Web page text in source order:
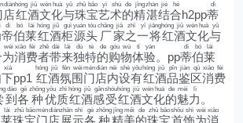
店
diàn
红
hóng
酒
jiǔ
文
wén
化
huà
与
yǔ
珠
zhū
宝
bǎo
艺
yì
术
shù
的
de
精
jīng
湛
zhàn
结
jié
合
hé
h2pp蒂
dì
帝
dì
伯
bó
莱
lái
红
hóng
酒
jiǔ
柜
guì
源
yuán
头
tóu
厂
chǎng
家
jiā
之
zhī
一
yī
将
jiāng
红
hóng
酒
jiǔ
文
wén
化
huà
与
yǔ
为
wèi
消
xiāo
费
fèi
者
zhě
带
dài
来
lái
独
dú
特
tè
的
de
购
gòu
物
wù
体
tǐ
验
yàn
。pp蒂
dì
伯
bó
莱
lái
下
xià
pp1 红
hóng
酒
jiǔ
氛
fēn
围
wéi
门
mén
店
diàn
内
nèi
设
shè
有
yǒu
红
hóng
酒
jiǔ
品
pǐn
鉴
jiàn
区
qū
消
xiāo
费
fèi
到
dào
各
gè
种
zhǒng
优
yōu
质
zhì
红
hóng
酒
jiǔ
感
gǎn
受
shòu
红
hóng
酒
jiǔ
文
wén
化
huà
的
de
魅
mèi
力
lì
。
莱
lái
珠
zhū
宝
bǎo
门
mén
店
diàn
展
zhǎn
示
shì
各
gè
种
zhǒng
精
jīng
美
měi
的
de
珠
zhū
宝
bǎo
首
shǒu
饰
shì
为
wèi
消
xiāo